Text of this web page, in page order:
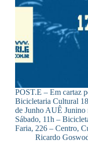
POST.E – Em cartaz
Bicicletaria Cultural
de Junho AUÊ
Sábado, 11h –
Faria, 226 – Centro,
Ricardo